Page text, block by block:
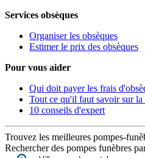
Services obsèques
Organiser les obsèques
Estimer le prix des obsèques
Pour vous aider
Qui doit payer les frais
Tout ce qu'il faut savoir sur la
10 conseils d'expert
Trouvez les meilleures pompes-
Rechercher des pompes funèbres